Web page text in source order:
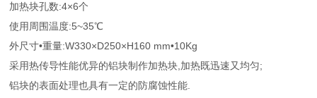
加热块孔数:4×6个
使用周围温度:5~35℃
外尺寸•重量:W330×D250×H160 mm•10Kg
采用热传导性能优异的铝块制作加热块,加热既迅速又均匀;
铝块的表面处理也具有一定的防腐蚀性能.